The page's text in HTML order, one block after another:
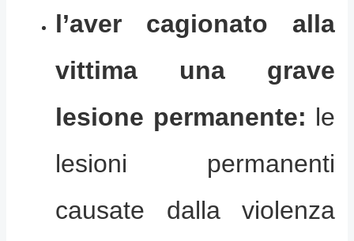
l’aver cagionato alla
vittima una grave
lesione permanente: le
lesioni permanenti
causate dalla violenza